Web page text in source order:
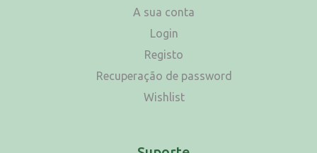
A sua conta
Login
Registo
Recuperação de password
Wishlist